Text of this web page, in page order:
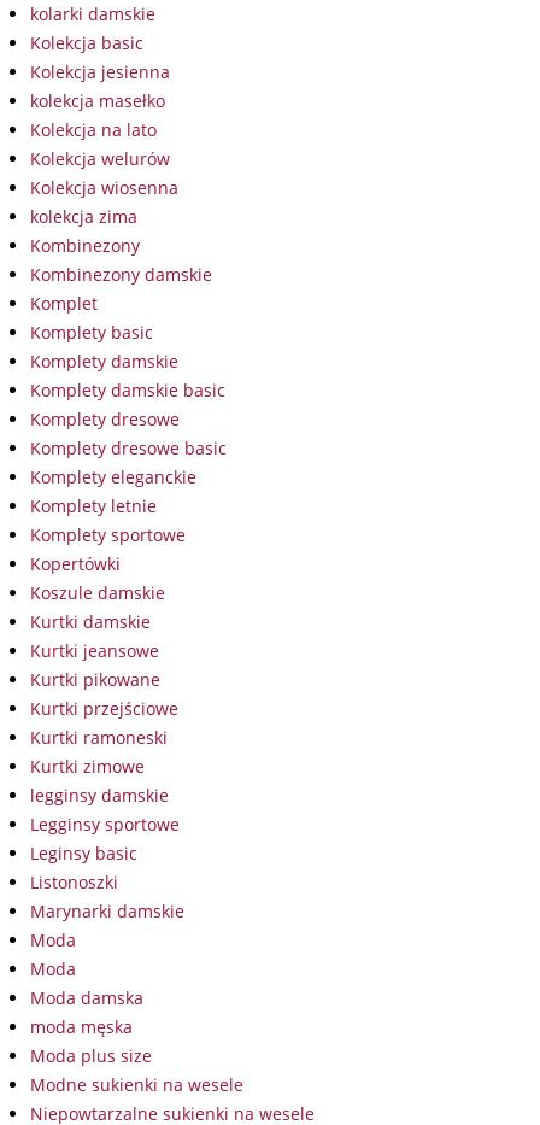
kolarki damskie
Kolekcja basic
Kolekcja jesienna
kolekcja masełko
Kolekcja na lato
Kolekcja welurów
Kolekcja wiosenna
kolekcja zima
Kombinezony
Kombinezony damskie
Komplet
Komplety basic
Komplety damskie
Komplety damskie basic
Komplety dresowe
Komplety dresowe basic
Komplety eleganckie
Komplety letnie
Komplety sportowe
Kopertówki
Koszule damskie
Kurtki damskie
Kurtki jeansowe
Kurtki pikowane
Kurtki przejściowe
Kurtki ramoneski
Kurtki zimowe
legginsy damskie
Legginsy sportowe
Leginsy basic
Listonoszki
Marynarki damskie
Moda
Moda
Moda damska
moda męska
Moda plus size
Modne sukienki na wesele
Niepowtarzalne sukienki na wesele